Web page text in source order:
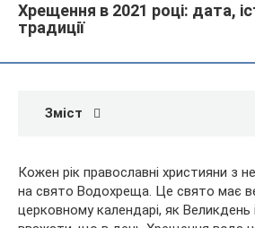
Хрещення в 2021 році: дата,
традиції
Зміст
Кожен рік православні християни з
на свято Водохреща. Це свято має
церковному календарі, як Великдень